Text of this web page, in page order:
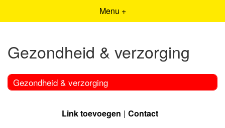
Menu +
Gezondheid & verzorging
Gezondheid & verzorging
Link toevoegen Contact